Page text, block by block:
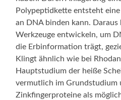
Polypeptidkette entsteht
an DNA binden kann. Daraus
Werkzeuge entwickeln, um
die Erbinformation trägt,
Klingt ähnlich wie bei
Hauptstudium der heiße
vermutlich im Grundstudium
Zinkfingerproteine als